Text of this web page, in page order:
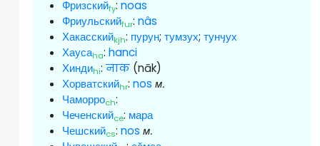
Фризскийfy:noas
Фриульскийfur:nâs
Хакасскийkjh: пурун;тумзух;тунӌух
Хаусаha:hanci
Хиндиhi:नाक (nāk)
Хорватскийhr:nos м.
Чаморроch:
Чеченскийce: мара
Чешскийcs:nos м.